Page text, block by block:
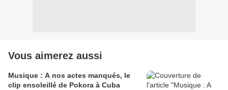
Vous aimerez aussi
Musique : A nos actes manqués, le
clip ensoleillé de Pokora à Cuba